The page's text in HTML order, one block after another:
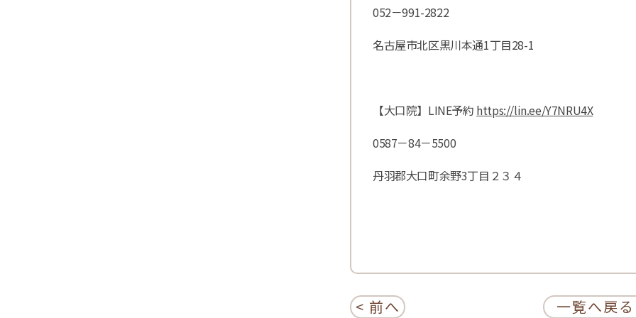
052－991-2822
名古屋市北区黒川本通1丁目28-1
【大口院】LINE予約 https://lin.ee/Y7NRU4X
0587－84－5500
丹羽郡大口町余野3丁目２３４
< 前へ 一覧へ戻る